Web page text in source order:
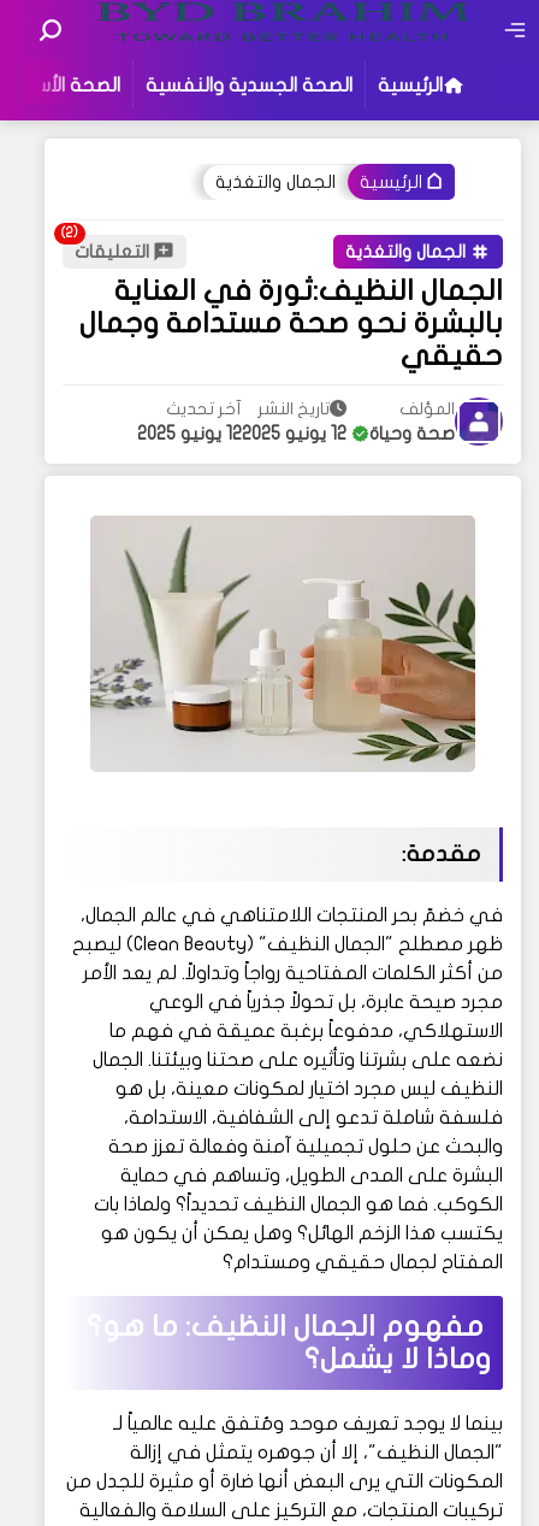
الرئيسية الصحة الجسدية والنفسية الصحة الأسرية
الرئيسية الجمال والتغذية
الجمال والتغذية التعليقات
الجمال النظيف:ثورة في العناية
بالبشرة نحو صحة مستدامة وجمال
حقيقي
المؤلف
صحة وحياة
تاريخ النشر
12 يونيو 2025
آخر تحديث
12 يونيو 2025
مقدمة:
في خضمّ بحر المنتجات اللامتناهي في عالم الجمال،
ظهر مصطلح "الجمال النظيف" (Clean Beauty) ليصبح
من أكثر الكلمات المفتاحية رواجاً وتداولاً. لم يعد الأمر
مجرد صيحة عابرة، بل تحولاً جذرياً في الوعي
الاستهلاكي، مدفوعاً برغبة عميقة في فهم ما
نضعه على بشرتنا وتأثيره على صحتنا وبيئتنا. الجمال
النظيف ليس مجرد اختيار لمكونات معينة، بل هو
فلسفة شاملة تدعو إلى الشفافية، الاستدامة،
والبحث عن حلول تجميلية آمنة وفعالة تعزز صحة
البشرة على المدى الطويل، وتساهم في حماية
الكوكب. فما هو الجمال النظيف تحديداً؟ ولماذا بات
يكتسب هذا الزخم الهائل؟ وهل يمكن أن يكون هو
المفتاح لجمال حقيقي ومستدام؟
مفهوم الجمال النظيف: ما هو؟
وماذا لا يشمل؟
بينما لا يوجد تعريف موحد ومُتفق عليه عالمياً لـ
"الجمال النظيف"، إلا أن جوهره يتمثل في إزالة
المكونات التي يرى البعض أنها ضارة أو مثيرة للجدل من
تركيبات المنتجات، مع التركيز على السلامة والفعالية